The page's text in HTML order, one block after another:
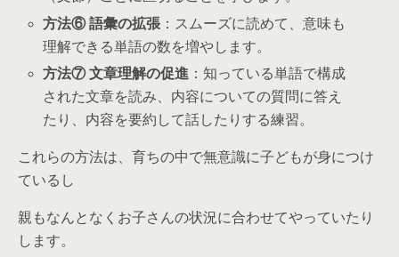
方法⑥ 語彙の拡張 ：スムーズに読めて、意味も
理解できる単語の数を増やします。
方法⑦ 文章理解の促進 ：知っている単語で構成
された文章を読み、内容についての質問に答え
たり、内容を要約して話したりする練習。
これらの方法は、育ちの中で無意識に子どもが身につけ
ているし
親もなんとなくお子さんの状況に合わせてやっていたり
します。